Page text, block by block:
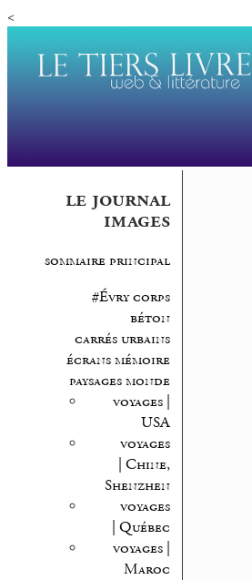
<
le journal
images
sommaire principal
#Évry corps
béton
carrés urbains
écrans mémoire
paysages monde
voyages |
USA
voyages
| Chine,
Shenzhen
voyages
| Québec
voyages |
Maroc